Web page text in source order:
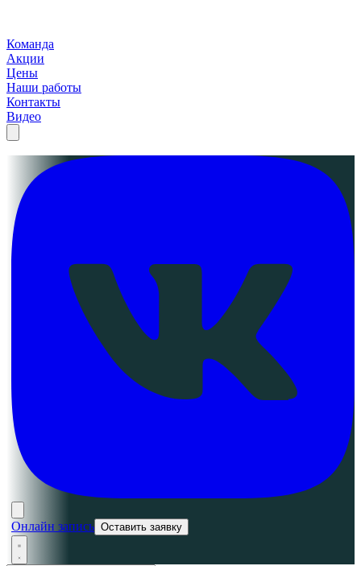
Команда
Акции
Цены
Наши работы
Контакты
Видео
Онлайн запись Оставить заявку